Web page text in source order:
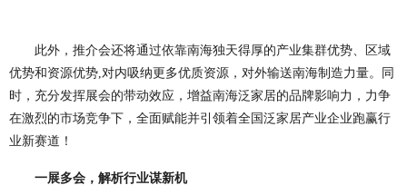
此外，推介会还将通过依靠南海独天得厚的产业集群优势、区域
优势和资源优势,对内吸纳更多优质资源，对外输送南海制造力量。同
时，充分发挥展会的带动效应，增益南海泛家居的品牌影响力，力争
在激烈的市场竞争下，全面赋能并引领着全国泛家居产业企业跑赢行
业新赛道！
一展多会，解析行业谋新机